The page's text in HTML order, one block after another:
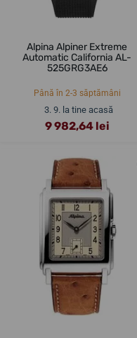
Alpina Alpiner Extreme
Automatic California AL-
525GRG3AE6
Până în 2-3 săptămâni
3. 9. la tine acasă
9 982,64 lei